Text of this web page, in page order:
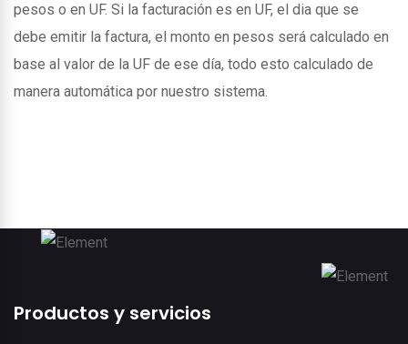
pesos o en UF. Si la facturación es en UF, el dia que se
debe emitir la factura, el monto en pesos será calculado en
base al valor de la UF de ese día, todo esto calculado de
manera automática por nuestro sistema.
Productos y servicios